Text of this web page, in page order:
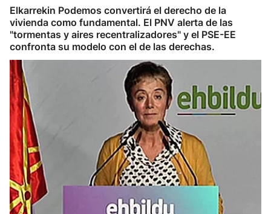
Elkarrekin Podemos convertirá el derecho de la
vivienda como fundamental. El PNV alerta de las
"tormentas y aires recentralizadores" y el PSE-EE
confronta su modelo con el de las derechas.